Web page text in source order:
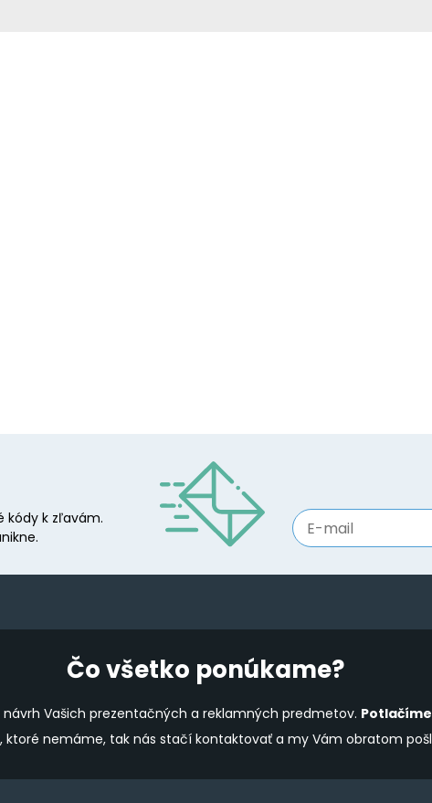
kódy k zľavám.
Čo všetko ponúkame?
Vašich prezentačných a reklamných predmetov.
ktoré nemáme, tak nás stačí kontaktovať a my Vám obratom